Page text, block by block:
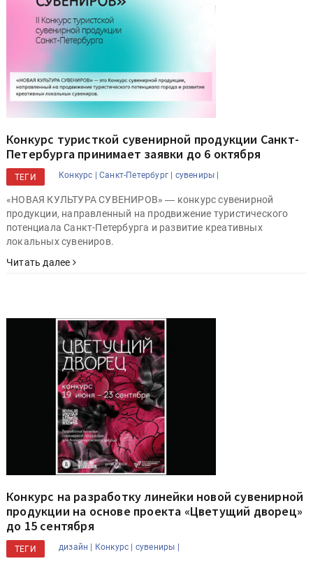
Конкурс туристкой сувенирной продукции Санкт-
Петербурга принимает заявки до 6 октября
ТЕГИ Конкурс | Санкт-Петербург | сувениры |
«НОВАЯ КУЛЬТУРА СУВЕНИРОВ» ― конкурс сувенирной
продукции, направленный на продвижение туристического
потенциала Санкт-Петербурга и развитие креативных
локальных сувениров.
Читать далее
Конкурс на разработку линейки новой сувенирной
продукции на основе проекта «Цветущий дворец»
до 15 сентября
ТЕГИ дизайн | Конкурс | сувениры |